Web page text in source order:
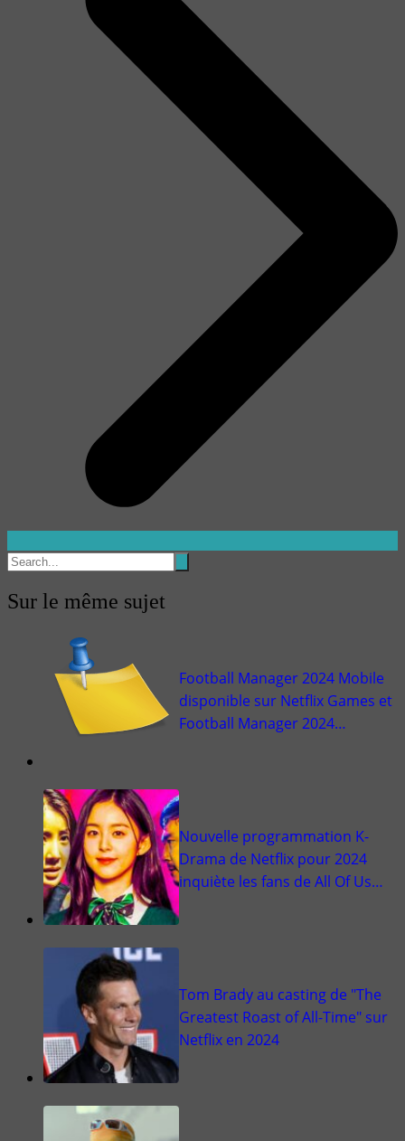
Sur le même sujet
Football Manager 2024 Mobile
disponible sur Netflix Games et
Football Manager 2024…
Nouvelle programmation K-
Drama de Netflix pour 2024
inquiète les fans de All Of Us…
Tom Brady au casting de "The
Greatest Roast of All-Time" sur
Netflix en 2024